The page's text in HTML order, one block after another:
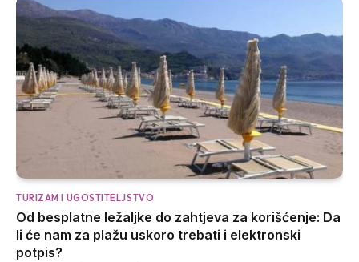
TURIZAM I UGOSTITELJSTVO
Od besplatne ležaljke do zahtjeva za korišćenje: Da
li će nam za plažu uskoro trebati i elektronski
potpis?